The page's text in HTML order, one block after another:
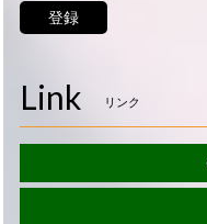
登録
Link リンク